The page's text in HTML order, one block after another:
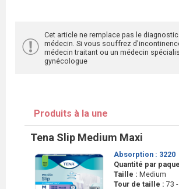
Cet article ne remplace pas le
médecin. Si vous souffrez
médecin traitant ou un médecin
gynécologue
Produits à la une
Tena Slip Medium Maxi
Absorption : 3220
Quantité par
Taille : Medium
Tour de taille : 73